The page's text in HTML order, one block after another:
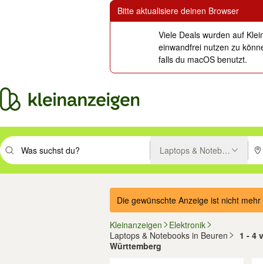
Bitte aktualisiere deinen Browser
Viele Deals wurden auf
einwandfrei nutzen zu
falls du macOS benutzt.
Suchbegriff eingeben. Eingabetaste drücken um zu suchen, oder
Laptops & Notebooks
Die gewünschte Anzeige ist nicht
Kleinanzeigen
Elektronik
Laptops & Notebooks in Beuren
1 - 4
Württemberg